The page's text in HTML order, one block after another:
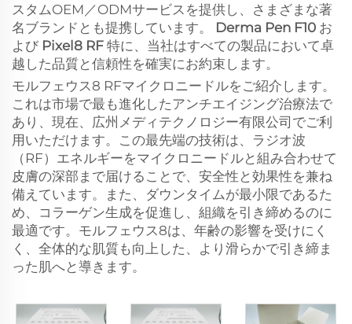
スタムOEM／ODMサービスを提供し、さまざまな著
名ブランドとも提携しています。 Derma Pen F10 お
よび Pixel8 RF 特に、当社はすべての製品において卓
越した品質と信頼性を確実にお約束します。
モルフェウス8 RFマイクロニードルをご紹介します。
これは市場で最も進化したアンチエイジング治療法で
あり、現在、広州メディテクノロジー有限公司でご利
用いただけます。この最先端の技術は、ラジオ波
（RF）エネルギーをマイクロニードルと組み合わせて
皮膚の深部まで届けることで、安全性と効果性を兼ね
備えています。また、ダウンタイムが最小限であるた
め、コラーゲン生成を促進し、組織を引き締めるのに
最適です。モルフェウス8は、年齢の影響を受けにく
く、全体的な肌質も向上した、より滑らかで引き締ま
った肌へと導きます。